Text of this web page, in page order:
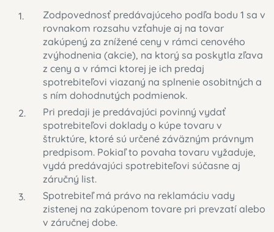
Zodpovednosť predávajúceho podľa bodu 1 sa v
rovnakom rozsahu vzťahuje aj na tovar
zakúpený za znížené ceny v rámci cenového
zvýhodnenia (akcie), na ktorý sa poskytla zľava
z ceny a v rámci ktorej je ich predaj
spotrebiteľovi viazaný na splnenie osobitných a
s ním dohodnutých podmienok.
Pri predaji je predávajúci povinný vydať
spotrebiteľovi doklady o kúpe tovaru v
štruktúre, ktoré sú určené záväzným právnym
predpisom. Pokiaľ to povaha tovaru vyžaduje,
vydá predávajúci spotrebiteľovi súčasne aj
záručný list.
Spotrebiteľ má právo na reklamáciu vady
zistenej na zakúpenom tovare pri prevzatí alebo
v záručnej dobe.